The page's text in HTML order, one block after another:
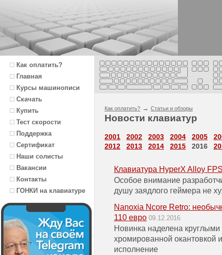
Как оплатить?
Главная
Курсы машинописи
Скачать
Купить
Тест скорости
Поддержка
Сертификат
Наши солисты
Вакансии
Контакты
ГОНКИ на клавиатуре
Как оплатить? → Статьи и обзоры
Новости клавиатур
2001 2002 2003 2004 2005
2012
2013 2014 2015 2016
Клавиатура HyperX Alloy
Особое внимание
душу заядлого геймера не
Nanoxia Ncore Retro:
110 евро 09.12.2016
Новинка наделена
хромированной окантовкой
исполнение